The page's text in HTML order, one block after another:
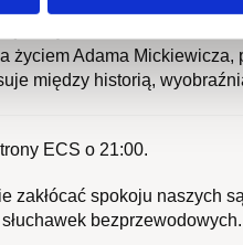
życiem Adama Mickiewicza,
między historią,
ECS o 21:00.
zakłócać spokoju naszych
bezprzewodowych.